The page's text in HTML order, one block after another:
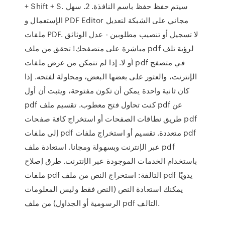
+ Shift + S. سيتم حفظ حفظ باسم النافذة. 2. سهل
الإستعمال و PDF Editor مجاني على الشبكة لتعديل
ملفات PDF. لا تسجيل أو تنصيب مطلوبين - عدل الوثائق
مباشرة على متصفحك! تحقق من ملف pdf لرؤية تلف
أو لا. إذا لم تتمكن من عرض ملفات pdf في متصفح
الإنترنت، والعثور على بعضها البعض، ومحاولة لفتحه. إذا
كان ثانية واحدة يمكن أن تكون مفتوحة، ويثبت أن أول
pdf كنت تحاول فتح معطوب. تقسيم ملف pdf عن
طريق نطاقات الصفحات أو استخراج كافة صفحات pdf
إلى ملفات pdf متعددة. تقسيم أو استخراج ملفات pdf
عبر الإنترنت وبسهولة ومجانا. استعادة ملف pdf
باستخدام الخدمات الموجودة عبر الإنترنت. طرق إصلاح
ملفات pdf التالفة: استخراج النص من ملف pdf يدويًا
يمكنك استعادة النص (النص فقط وليس المعلومات
الرسومية أو الجداول) من ملف pdf التالف.